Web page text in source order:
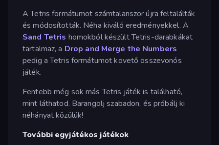
A Tetris formátumot számtalanszor újra feltalálták
és módosították. Néha kiváló eredményekkel. A
Sand Tetris homokból készült Tetris-darabkákat
tartalmaz, a Drop and Merge the Numbers
pedig a Tetris formátumot követő összevonós
játék.
Fentebb még sok más Tetris játék is található,
mint láthatod. Barangolj szabadon, és próbálj ki
néhányat közülük!
További egyjátékos játékok